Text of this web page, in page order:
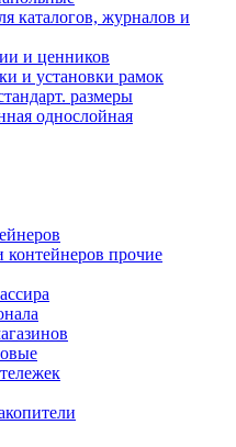
каталогов, журналов и
и ценников
и установки рамок
размеры
однослойная
прочие